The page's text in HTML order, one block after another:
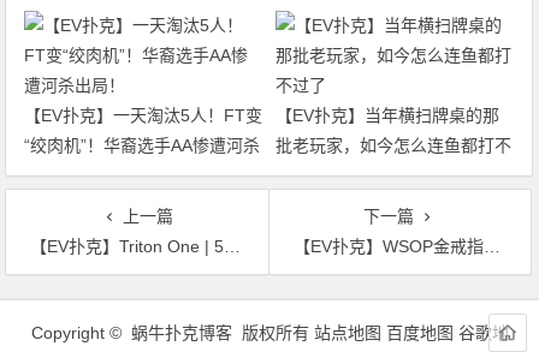
54.4万领跑，主赛第一轮晋级版
【EV扑克】一天淘汰5人！FT变
“绞肉机”！华裔选手AA惨遭河杀
出局！
【EV扑克】当年横扫牌桌的那
批老玩家，如今怎么连鱼都打不
过了
上一篇
【EV扑克】Triton One | 5000美元单日赛力克群雄，中国选手Chen Peng豪取生涯最高$214,000奖金！
下一篇
【EV扑克】WSOP金戒指｜双国人闯进迷你主赛FT！徐航夺超深筹赛第四名，奖励11万刀！
文
Copyright © 蜗牛扑克博客 版权所有 站点地图 百度地图 谷歌地